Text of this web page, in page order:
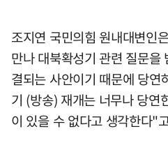
조지연 국민의힘 원내대변인
만나 대북확성기 관련 질문을
결되는 사안이기 때문에 당연
기 (방송) 재개는 너무나 당
이 있을 수 없다고 생각한다"